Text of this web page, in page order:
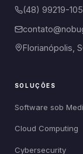
(48) 99219-
Florianópolis,
SOLUÇÕES
Software sob
Cloud Computing
Cybersecurity